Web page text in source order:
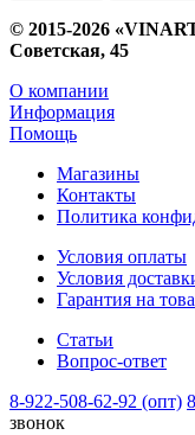
© 2015-2026
Советская, 45
О компании
Информация
Помощь
Магазины
Контакты
Политика
Условия оплаты
Условия
Гарантия на
Статьи
Вопрос-ответ
8-922-508-62-92 (опт)
звонок